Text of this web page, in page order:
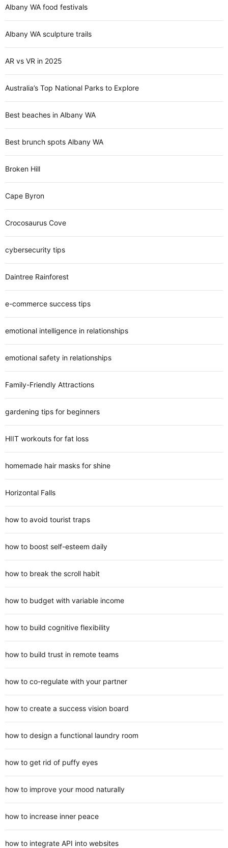
Albany WA food festivals
Albany WA sculpture trails
AR vs VR in 2025
Australia’s Top National Parks to Explore
Best beaches in Albany WA
Best brunch spots Albany WA
Broken Hill
Cape Byron
Crocosaurus Cove
cybersecurity tips
Daintree Rainforest
e-commerce success tips
emotional intelligence in relationships
emotional safety in relationships
Family-Friendly Attractions
gardening tips for beginners
HIIT workouts for fat loss
homemade hair masks for shine
Horizontal Falls
how to avoid tourist traps
how to boost self-esteem daily
how to break the scroll habit
how to budget with variable income
how to build cognitive flexibility
how to build trust in remote teams
how to co-regulate with your partner
how to create a success vision board
how to design a functional laundry room
how to get rid of puffy eyes
how to improve your mood naturally
how to increase inner peace
how to integrate API into websites